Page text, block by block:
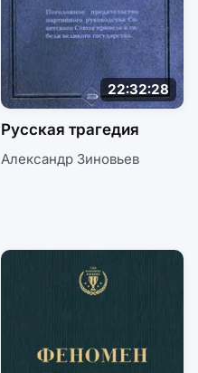
22:32:28
Русская трагедия
Александр Зиновьев